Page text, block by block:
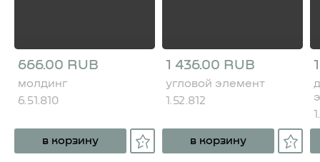
666.00 RUB
молдинг
6.51.810
в корзину
1 436.00 RUB
угловой элемент
1.52.812
в корзину